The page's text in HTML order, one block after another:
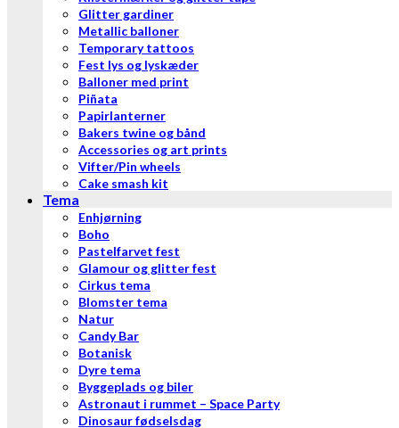
Glitter gardiner
Metallic balloner
Temporary tattoos
Fest lys og lyskæder
Balloner med print
Piñata
Papirlanterner
Bakers twine og bånd
Accessories og art prints
Vifter/Pin wheels
Cake smash kit
Tema
Enhjørning
Boho
Pastelfarvet fest
Glamour og glitter fest
Cirkus tema
Blomster tema
Natur
Candy Bar
Botanisk
Dyre tema
Byggeplads og biler
Astronaut i rummet – Space Party
Dinosaur fødselsdag